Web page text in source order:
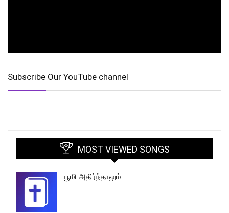
Subscribe Our YouTube channel
MOST VIEWED SONGS
பூமி அதிர்ந்தாலும்